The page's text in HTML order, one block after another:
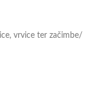
vrvice ter začimbe/